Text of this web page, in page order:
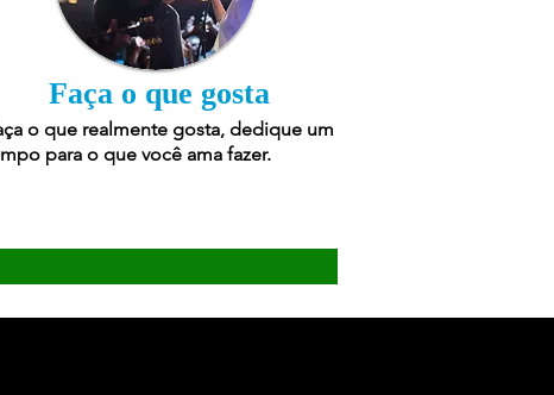
Faça o que gosta
o que realmente gosta, dedique um
para o que você ama fazer.